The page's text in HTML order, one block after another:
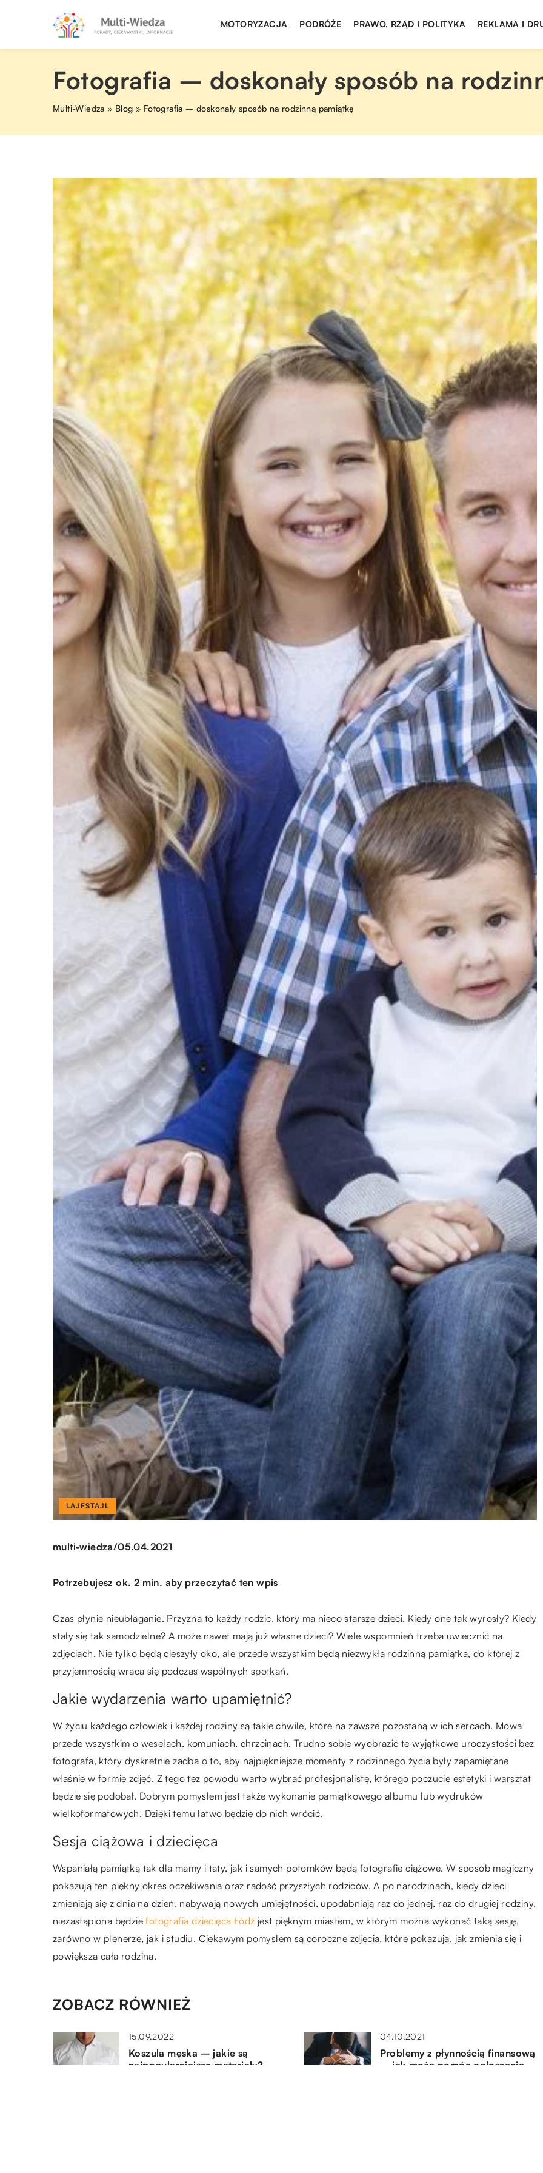
MOTORYZACJA PODRÓŻE PRAWO, RZĄD I POLITYKA REKLAMA I
Fotografia – doskonały sposób na
Multi-Wiedza » Blog » Fotografia – doskonały sposób na rodzinną pamiątkę
LAJFSTAJL
multi-wiedza/05.04.2021
Potrzebujesz ok. 2 min. aby przeczytać ten wpis
Czas płynie nieubłaganie. Przyzna to każdy rodzic, który ma nieco starsze dzieci. Kiedy one tak wyrosły? Kiedy
stały się tak samodzielne? A może nawet mają już własne dzieci? Wiele wspomnień trzeba uwiecznić na
zdjęciach. Nie tylko będą cieszyły oko, ale przede wszystkim będą niezwykłą rodzinną pamiątką, do której z
przyjemnością wraca się podczas wspólnych spotkań.
Jakie wydarzenia warto upamiętnić?
W życiu każdego człowiek i każdej rodziny są takie chwile, które na zawsze pozostaną w ich sercach. Mowa
przede wszystkim o weselach, komuniach, chrzcinach. Trudno sobie wyobrazić te wyjątkowe uroczystości bez
fotografa, który dyskretnie zadba o to, aby najpiękniejsze momenty z rodzinnego życia były zapamiętane
właśnie w formie zdjęć. Z tego też powodu warto wybrać profesjonalistę, którego poczucie estetyki i warsztat
będzie się podobał. Dobrym pomysłem jest także wykonanie pamiątkowego albumu lub wydruków
wielkoformatowych. Dzięki temu łatwo będzie do nich wrócić.
Sesja ciążowa i dziecięca
Wspaniałą pamiątką tak dla mamy i taty, jak i samych potomków będą fotografie ciążowe. W sposób magiczny
pokazują ten piękny okres oczekiwania oraz radość przyszłych rodziców. A po narodzinach, kiedy dzieci
zmieniają się z dnia na dzień, nabywają nowych umiejętności, upodabniają raz do jednej, raz do drugiej rodziny,
niezastąpiona będziefotografia dziecięca Łódź jest pięknym miastem, w którym można wykonać taką sesję,
zarówno w plenerze, jak i studiu. Ciekawym pomysłem są coroczne zdjęcia, które pokazują, jak zmienia się i
powiększa cała rodzina.
ZOBACZ RÓWNIEŻ
15.09.2022
Koszula męska – jakie są
najpopularniejsze materiały?
04.10.2021
Problemy z płynnością finansową
– jak może pomóc ogłoszenie